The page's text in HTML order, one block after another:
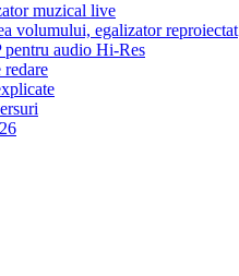
muzical live
volumului, egalizator reproiectat
audio Hi-Res